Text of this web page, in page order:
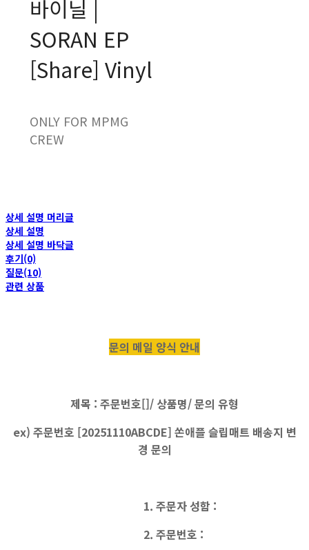
바이닐 |
SORAN EP
[Share] Vinyl
ONLY FOR MPMG
CREW
상세 설명 머리글
상세 설명
상세 설명 바닥글
후기(0)
질문(10)
관련 상품
문의 메일 양식 안내
제목 : 주문번호[]/ 상품명/ 문의 유형
ex) 주문번호 [20251110ABCDE] 쏜애플 슬립매트 배송지 변
경 문의
1. 주문자 성함 :
2. 주문번호 :